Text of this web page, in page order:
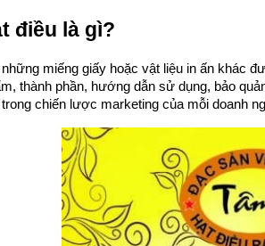
điều là gì?
những miếng giấy hoặc vật liệu in ấn khác
thành phần, hướng dẫn sử dụng, bảo
chiến lược marketing của mỗi doanh